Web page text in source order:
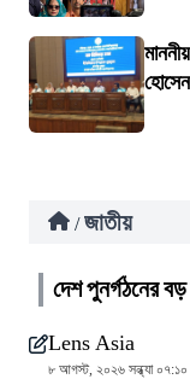
হোসেন
/ জাতীয়
দেশ পুনর্গঠনের
Lens Asia
৮ আগস্ট, ২০২৬ সন্ধ্যা ০৭:১০